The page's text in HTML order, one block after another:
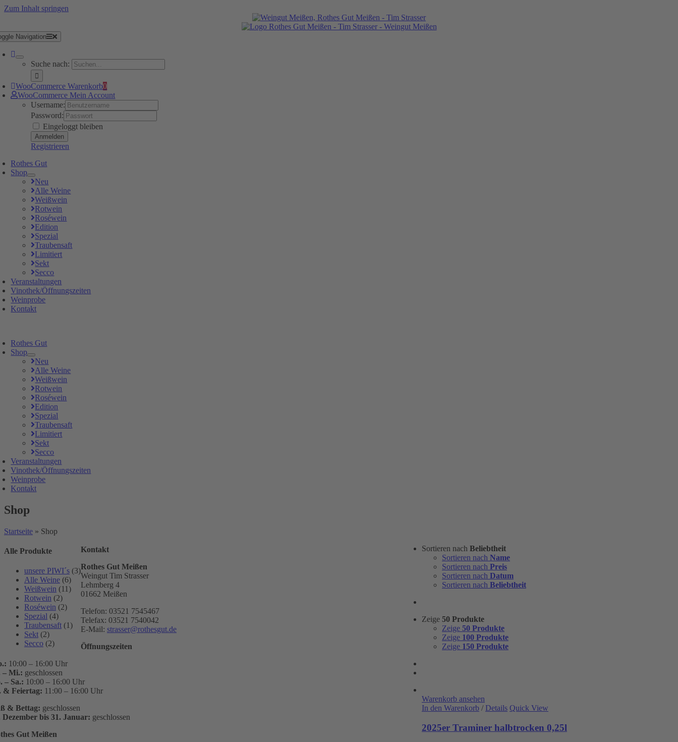
Zum Inhalt springen
Navigation
Suche nach:
WooCommerce Warenkorb0
WooCommerce Mein Account
Username:
Password:
Eingeloggt bleiben
Registrieren
Rothes Gut
Shop
Neu
Alle Weine
Weißwein
Rotwein
Roséwein
Edition
Spezial
Traubensaft
Limitiert
Sekt
Secco
Veranstaltungen
Vinothek/Öffnungszeiten
Weinprobe
Kontakt
Rothes Gut
Shop
Neu
Alle Weine
Weißwein
Rotwein
Roséwein
Edition
Spezial
Traubensaft
Limitiert
Sekt
Secco
Veranstaltungen
Vinothek/Öffnungszeiten
Weinprobe
Kontakt
Shop
Startseite » Shop
Sortieren nach Beliebtheit
Sortieren nach Name
Sortieren nach Preis
Sortieren nach Datum
Sortieren nach Beliebtheit
Zeige 50 Produkte
Zeige 50 Produkte
Zeige 100 Produkte
Zeige 150 Produkte
Warenkorb ansehen
In den Warenkorb / Details Quick View
2025er Traminer halbtrocken 0,25l
Alle Produkte
unsere PIWI´s (3)
Alle Weine (6)
Weißwein (11)
Rotwein (2)
Roséwein (2)
Spezial (4)
Traubensaft (1)
Sekt (2)
Secco (2)
Kontakt
Rothes Gut Meißen
Weingut Tim Strasser
Lehmberg 4
01662 Meißen
Telefon: 03521 7545467
Telefax: 03521 7540042
E-Mail: strasser@rothesgut.de
Öffnungszeiten
10:00 – 16:00 Uhr
– Mi.: geschlossen
– Sa.: 10:00 – 16:00 Uhr
& Feiertag: 11:00 – 16:00 Uhr
& Bettag: geschlossen
Dezember bis 31. Januar: geschlossen
Gut Meißen